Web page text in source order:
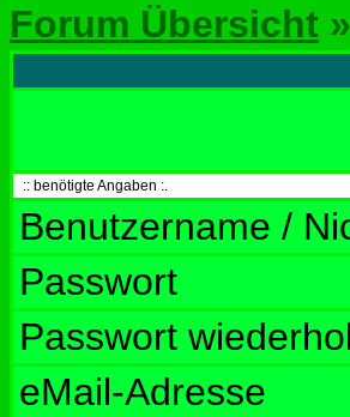
Forum Übersicht
:: benötigte Angaben :.
Benutzername /
Passwort
Passwort
eMail-Adresse